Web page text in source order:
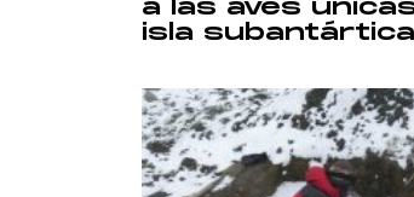
a las aves
isla subantártica